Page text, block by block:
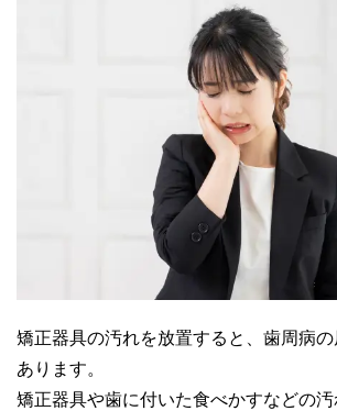
矯正器具の汚れを放置すると、歯周病
あります。
矯正器具や歯に付いた食べかすなどの汚